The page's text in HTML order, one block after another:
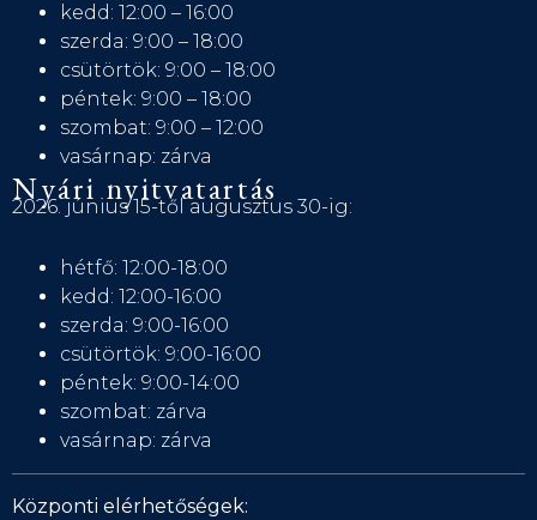
kedd: 12:00 – 16:00
szerda: 9:00 – 18:00
csütörtök: 9:00 – 18:00
péntek: 9:00 – 18:00
szombat: 9:00 – 12:00
vasárnap: zárva
Nyári nyitvatartás
2026. június 15-től augusztus 30-ig:
hétfő: 12:00-18:00
kedd: 12:00-16:00
szerda: 9:00-16:00
csütörtök: 9:00-16:00
péntek: 9:00-14:00
szombat: zárva
vasárnap: zárva
Központi elérhetőségek: